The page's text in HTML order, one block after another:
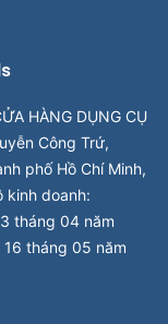
HÀNG DỤNG CỤ
Công Trứ,
phố Hồ Chí Minh,
kinh doanh:
tháng 04 năm
tháng 05 năm